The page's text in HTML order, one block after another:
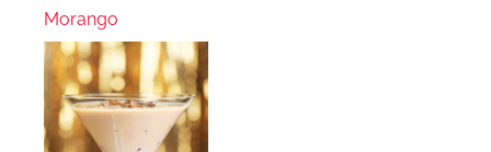
Morango